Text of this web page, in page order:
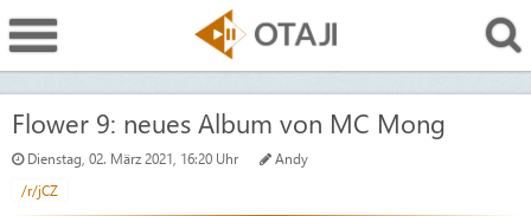
Flower 9: neues Album von MC Mong
Dienstag, 02. März 2021, 16:20 Uhr
Andy
/r/jCZ